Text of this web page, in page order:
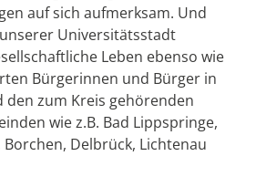
auf sich aufmerksam. Und
Universitätsstadt
Leben ebenso wie
Bürgerinnen und Bürger in
zum Kreis gehörenden
wie z.B. Bad Lippspringe,
Delbrück, Lichtenau